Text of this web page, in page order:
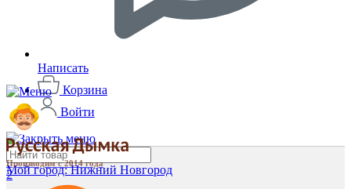
Написать
Корзина
Войти
Производим с 2014 года
2
Мой город:Нижний Новгород